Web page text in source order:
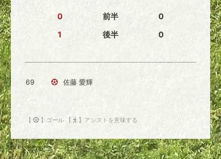
0
1
前半
後半
0
0
69 佐藤 愛輝
【 】ゴール 【 】アシストを意味する